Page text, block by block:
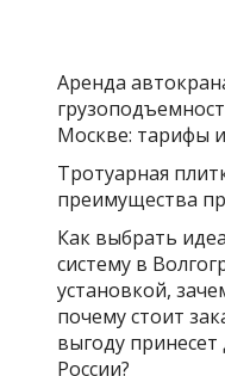
Аренда
Москве: тарифы
Тротуарная
преимущества
Как выбрать
систему в
установкой,
почему стоит
выгоду принесет
России?